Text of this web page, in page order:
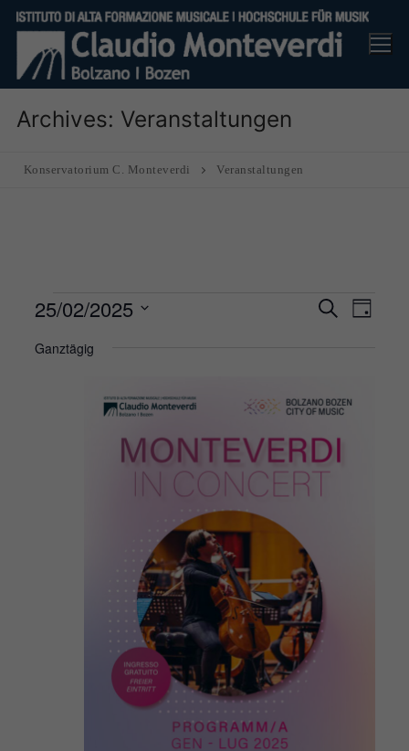
Skip
content
Archives: Veranstaltungen
Konservatorium C. Monteverdi Veranstaltungen
Veranstaltungen
für
February
Suche
Tag
25/02/2025
Ganztägig